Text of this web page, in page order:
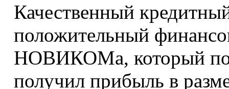
Качественный
положительный
НОВИКОМа, который по
получил прибыль в